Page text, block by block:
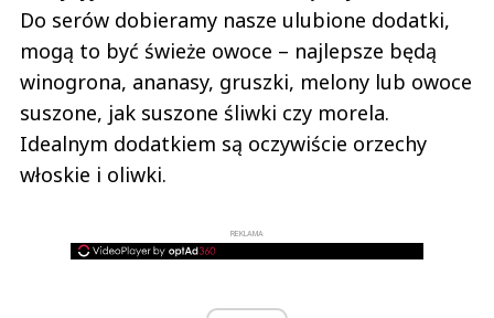
Do serów dobieramy nasze ulubione dodatki,
mogą to być świeże owoce – najlepsze będą
winogrona, ananasy, gruszki, melony lub owoce
suszone, jak suszone śliwki czy morela.
Idealnym dodatkiem są oczywiście orzechy
włoskie i oliwki.
REKLAMA